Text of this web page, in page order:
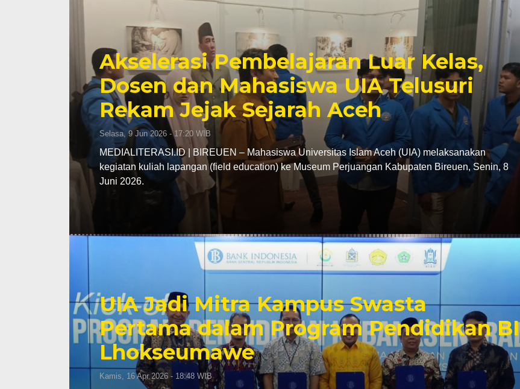
Akselerasi Pembelajaran Luar Kelas,
Dosen dan Mahasiswa UIA Telusuri
Rekam Jejak Sejarah Aceh
Selasa, 9 Jun 2026 - 17:20 WIB
MEDIALITERASI.ID | BIREUEN – Mahasiswa Universitas Islam Aceh (UIA) melaksanakan
kegiatan kuliah lapangan (field education) ke Museum Perjuangan Kabupaten Bireuen, Senin, 8
Juni 2026.
UIA Jadi Mitra Kampus Swasta
Pertama dalam Program Pendidikan BI
Lhokseumawe
Kamis, 16 Apr 2026 - 18:48 WIB